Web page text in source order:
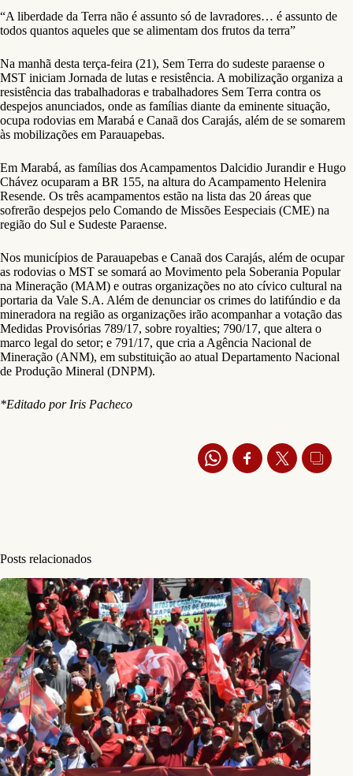
“A liberdade da Terra não é assunto só de lavradores… é assunto de
todos quantos aqueles que se alimentam dos frutos da terra”
Na manhã desta terça-feira (21), Sem Terra do sudeste paraense o
MST iniciam Jornada de lutas e resistência. A mobilização organiza a
resistência das trabalhadoras e trabalhadores Sem Terra contra os
despejos anunciados, onde as famílias diante da eminente situação,
ocupa rodovias em Marabá e Canaã dos Carajás, além de se somarem
às mobilizações em Parauapebas.
Em Marabá, as famílias dos Acampamentos Dalcidio Jurandir e Hugo
Chávez ocuparam a BR 155, na altura do Acampamento Helenira
Resende. Os três acampamentos estão na lista das 20 áreas que
sofrerão despejos pelo Comando de Missões Eespeciais (CME) na
região do Sul e Sudeste Paraense.
Nos municípios de Parauapebas e Canaã dos Carajás, além de ocupar
as rodovias o MST se somará ao Movimento pela Soberania Popular
na Mineração (MAM) e outras organizações no ato cívico cultural na
portaria da Vale S.A. Além de denunciar os crimes do latifúndio e da
mineradora na região as organizações irão acompanhar a votação das
Medidas Provisórias 789/17, sobre royalties; 790/17, que altera o
marco legal do setor; e 791/17, que cria a Agência Nacional de
Mineração (ANM), em substituição ao atual Departamento Nacional
de Produção Mineral (DNPM).
*Editado por Iris Pacheco
Posts relacionados